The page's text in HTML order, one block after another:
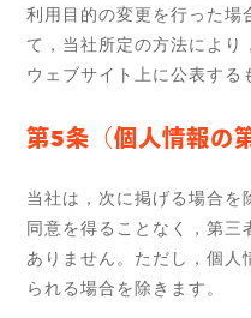
利用目的の変更を行った場
て，当社所定の方法により
ウェブサイト上に公表する
第5条（個人情報の
当社は，次に掲げる場合
同意を得ることなく，第三
ありません。ただし，個人
られる場合を除きます。